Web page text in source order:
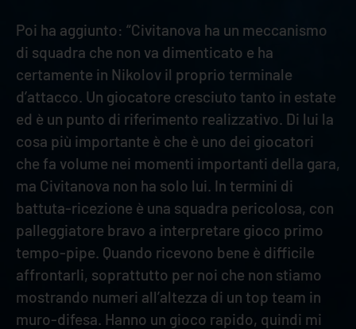
Poi ha aggiunto: “Civitanova ha un meccanismo
di squadra che non va dimenticato e ha
certamente in Nikolov il proprio terminale
d’attacco. Un giocatore cresciuto tanto in estate
ed è un punto di riferimento realizzativo. Di lui la
cosa più importante è che è uno dei giocatori
che fa volume nei momenti importanti della gara,
ma Civitanova non ha solo lui. In termini di
battuta-ricezione è una squadra pericolosa, con
palleggiatore bravo a interpretare gioco primo
tempo-pipe. Quando ricevono bene è difficile
affrontarli, soprattutto per noi che non stiamo
mostrando numeri all’altezza di un top team in
muro-difesa. Hanno un gioco rapido, quindi mi